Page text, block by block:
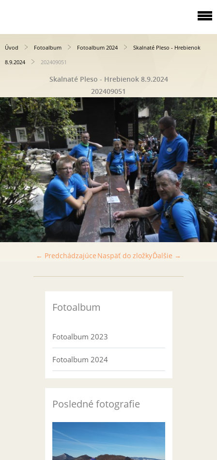
Úvod Fotoalbum Fotoalbum 2024
Skalnaté Pleso - Hrebienok
8.9.2024
202409051
Skalnaté Pleso - Hrebienok 8.9.2024
202409051
← Predchádzajúce Ďalšie →
Naspäť do zložky
Fotoalbum
Fotoalbum 2023
Fotoalbum 2024
Posledné fotografie